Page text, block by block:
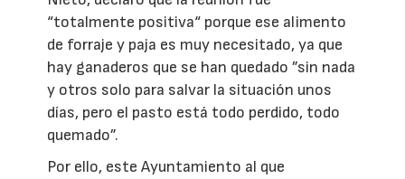
“totalmente positiva“ porque ese alimento
de forraje y paja es muy necesitado, ya que
hay ganaderos que se han quedado ”sin nada
y otros solo para salvar la situación unos
días, pero el pasto está todo perdido, todo
quemado”.
Por ello, este Ayuntamiento al que